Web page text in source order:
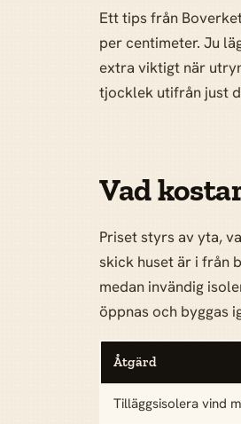
Ett tips från
per centimeter. Ju
extra viktigt när
tjocklek utifrån just
Vad
Priset styrs av yta,
skick huset är i från
medan invändig
öppnas och byggas
Åtgärd
Tilläggsisolera vind